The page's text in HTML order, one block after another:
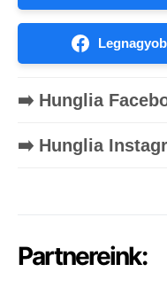
➡️ Hunglia
➡️ Hunglia
Partnereink: